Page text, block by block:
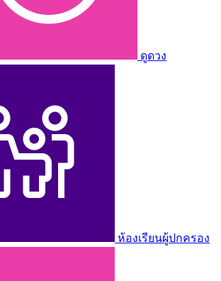
ดูดวง
ห้องเรียนผู้ปกครอง